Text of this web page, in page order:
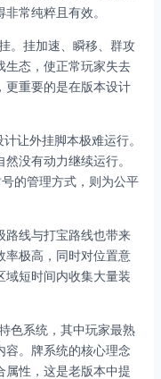
常纯粹且有效。
。挂加速、瞬移、群攻
生态，使正常玩家失去
更重要的是在版本设计
让外挂脚本极难运行。
没有动力继续运行。
的管理方式，则为公平
路线与打宝路线也带来
率极高，同时对位置意
域短时间内收集大量装
色系统，其中玩家最熟
容。牌系统的核心理念
属性，这是老版本中提